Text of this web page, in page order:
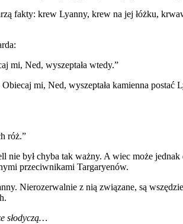
fakty: krew Lyanny, krew na jej łóżku,
mi, Ned, wyszeptała wtedy.”
mi, Ned, wyszeptała kamienna
róż.”
był chyba tak ważny. A wiec może
przeciwnikami Targaryenów.
Nierozerwalnie z nią związane, są
słodyczą…